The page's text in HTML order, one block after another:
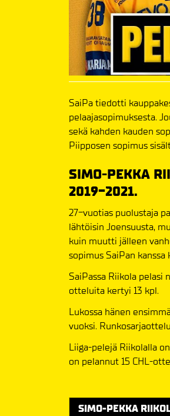
SaiPa tiedotti
pelaajasopimuksesta.
sekä kahden kauden
Piipposen sopimus
SIMO-PEKKA
2019-2021.
27-vuotias puolustaja
lähtöisin Joensuusta,
kuin muutti jälleen
sopimus SaiPan kanssa
SaiPassa Riikola pelasi
otteluita kertyi 13 kpl.
Lukossa hänen
vuoksi.
Liiga-pelejä Riikolalla
on pelannut 15 CHL-
SIMO-PEKKA